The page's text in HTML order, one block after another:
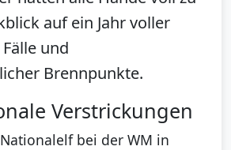
auf ein Jahr voller
und
Brennpunkte.
Verstrickungen
bei der WM in